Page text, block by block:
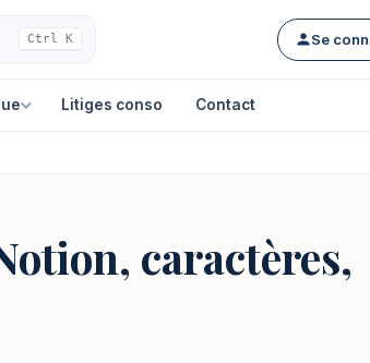
Ctrl K Se
Litiges conso Contact
caractères,